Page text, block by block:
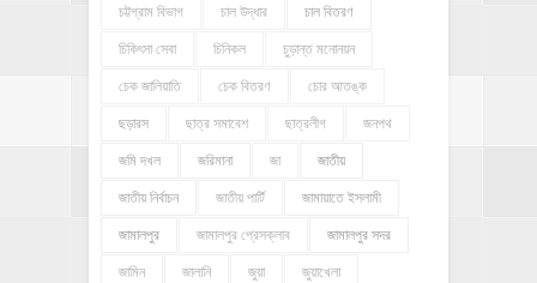
চট্টগ্রাম বিভাগ চাল উদ্ধার চাল বিতরণ
চিকিৎসা সেবা চিনিকল চুড়ান্ত মনোনয়ন
চেক জালিয়াতি চেক বিতরণ চোর আতঙ্ক
ছড়ারস ছাত্র সমাবেশ ছাত্রলীগ জনপথ
জমি দখল জরিমানা জা জাতীয়
জাতীয় নির্বাচন জাতীয় পার্টি জামায়াতে ইসলামী
জামালপুর জামালপুর প্রেসক্লাব জামালপুর সদর
জামিন জালানি জুয়া জুয়াখেলা